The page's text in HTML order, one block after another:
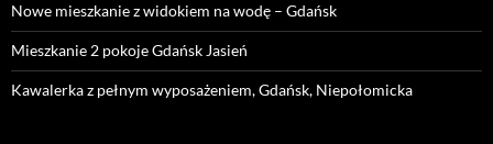
Nowe mieszkanie z widokiem na wodę – Gdańsk
Mieszkanie 2 pokoje Gdańsk Jasień
Kawalerka z pełnym wyposażeniem, Gdańsk, Niepołomicka